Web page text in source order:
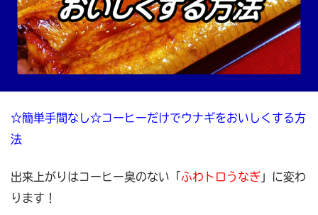
☆簡単手間なし☆コーヒーだけでウナギをおいしくする方
法
出来上がりはコーヒー臭のない「 ふわトロうなぎ 」に変わ
ります！